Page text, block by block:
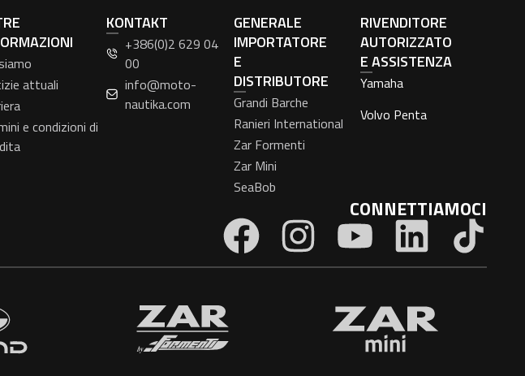
attuali
e condizioni di
KONTAKT
+386(0)2 629 04
00
info@moto-
nautika.com
GENERALE
IMPORTATORE
E
DISTRIBUTORE
Grandi Barche
Ranieri International
Zar Formenti
Zar Mini
SeaBob
RIVENDITORE
AUTORIZZATO
E ASSISTENZA
Yamaha
Volvo Penta
CONNETTIAMOCI